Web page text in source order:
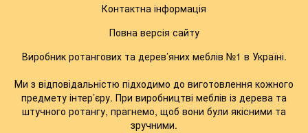
Контактна інформація
Повна версія сайту
Виробник ротангових та дерев’яних меблів №1 в Україні.
Ми з відповідальністю підходимо до виготовлення кожного
предмету інтер’єру. При виробництві меблів із дерева та
штучного ротангу, прагнемо, щоб вони були якісними та
зручними.